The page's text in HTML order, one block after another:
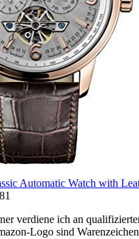
Automatic Watch with
verdiene ich an
Logo sind